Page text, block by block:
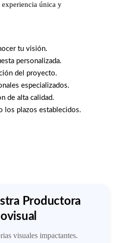
única y
tu visión.
personalizada.
del proyecto.
especializados.
de alta calidad.
los plazos establecidos.
Productora
visuales impactantes.